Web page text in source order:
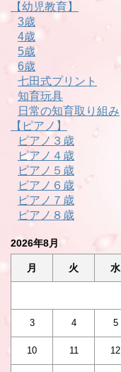
【幼児教育】
3歳
4歳
5歳
6歳
七田式プリント
知育玩具
日常の知育取り組み
【ピアノ】
ピアノ３歳
ピアノ４歳
ピアノ５歳
ピアノ６歳
ピアノ７歳
ピアノ８歳
2026年8月
月 火 水
3 4 5
10 11 12